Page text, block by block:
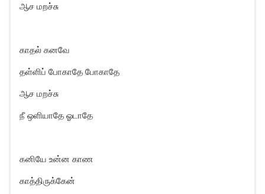
ஆச மறச்சு
காதல் கனவே
தள்ளிப் போகாதே போகாதே
ஆச மறச்சு
நீ ஒளியாதே ஓடாதே
கனியே உன்ன காண
காத்திருக்கேன்